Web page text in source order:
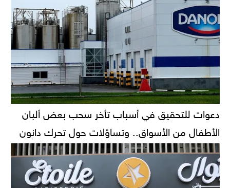
دعوات للتحقيق في أسباب تأخر سحب بعض ألبان
الأطفال من الأسواق.. وتساؤلات حول تحرك دانون